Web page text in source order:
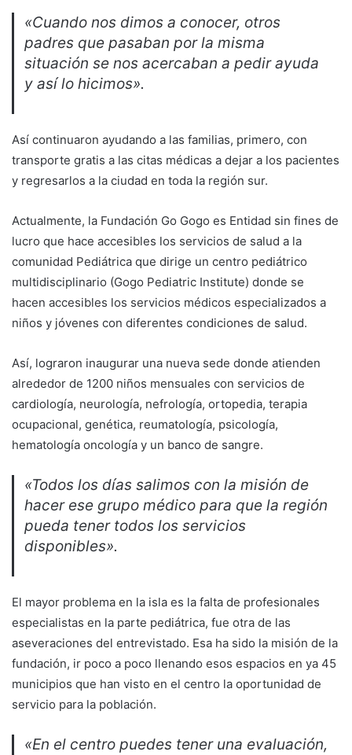
«Cuando nos dimos a conocer, otros
padres que pasaban por la misma
situación se nos acercaban a pedir ayuda
y así lo hicimos».
Así continuaron ayudando a las familias, primero, con
transporte gratis a las citas médicas a dejar a los pacientes
y regresarlos a la ciudad en toda la región sur.
Actualmente, la Fundación Go Gogo es Entidad sin fines de
lucro que hace accesibles los servicios de salud a la
comunidad Pediátrica que dirige un centro pediátrico
multidisciplinario (Gogo Pediatric Institute) donde se
hacen accesibles los servicios médicos especializados a
niños y jóvenes con diferentes condiciones de salud.
Así, lograron inaugurar una nueva sede donde atienden
alrededor de 1200 niños mensuales con servicios de
cardiología, neurología, nefrología, ortopedia, terapia
ocupacional, genética, reumatología, psicología,
hematología oncología y un banco de sangre.
«Todos los días salimos con la misión de
hacer ese grupo médico para que la región
pueda tener todos los servicios
disponibles».
El mayor problema en la isla es la falta de profesionales
especialistas en la parte pediátrica, fue otra de las
aseveraciones del entrevistado. Esa ha sido la misión de la
fundación, ir poco a poco llenando esos espacios en ya 45
municipios que han visto en el centro la oportunidad de
servicio para la población.
«En el centro puedes tener una evaluación,